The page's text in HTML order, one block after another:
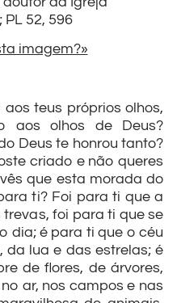
PL 52, 596
imagem?»
teus próprios olhos,
aos olhos de Deus?
Deus te honrou tanto?
criado e não queres
que esta morada do
ti? Foi para ti que a
trevas, foi para ti que se
dia; é para ti que o céu
da lua e das estrelas; é
de flores, de árvores,
ar, nos campos e nas